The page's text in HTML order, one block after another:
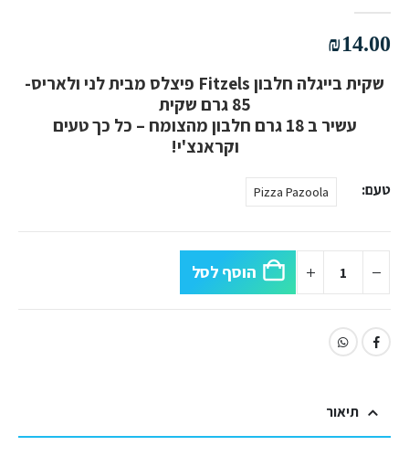
₪14.00
שקית בייגלה חלבון Fitzels פיצלס מבית לני ולאריס-
85 גרם שקית
עשיר ב 18 גרם חלבון מהצומח – כל כך טעים
וקראנצ'י!
טעם Pizza Pazoola
הוסף לסל
תיאור